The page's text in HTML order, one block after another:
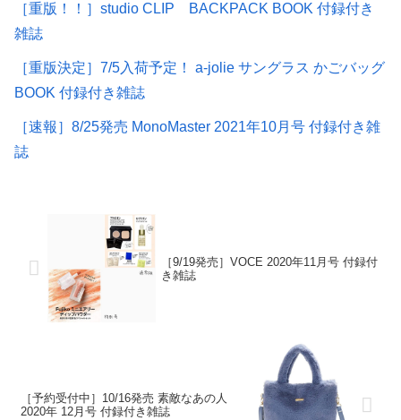
［重版！！］studio CLIP BACKPACK BOOK 付録付き
雑誌
［重版決定］7/5入荷予定！ a-jolie サングラス かごバッグ
BOOK 付録付き雑誌
［速報］8/25発売 MonoMaster 2021年10月号 付録付き雑
誌
［9/19発売］VOCE 2020年11月号 付録付
き雑誌
［予約受付中］10/16発売 素敵なあの人
2020年 12月号 付録付き雑誌